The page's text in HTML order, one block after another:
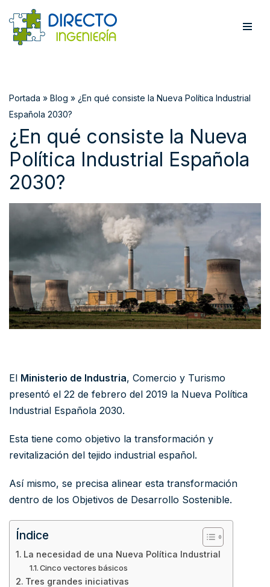
Saltar
Portada » Blog » ¿En qué consiste la Nueva Política Industrial
Española 2030?
¿En qué consiste la Nueva
Política Industrial Española
2030?
El Ministerio de Industria, Comercio y Turismo
presentó el 22 de febrero del 2019 la Nueva Política
Industrial Española 2030.
Esta tiene como objetivo la transformación y
revitalización del tejido industrial español.
Así mismo, se precisa alinear esta transformación
dentro de los Objetivos de Desarrollo Sostenible.
Índice
La necesidad de una Nueva Política Industrial
Cinco vectores básicos
Tres grandes iniciativas